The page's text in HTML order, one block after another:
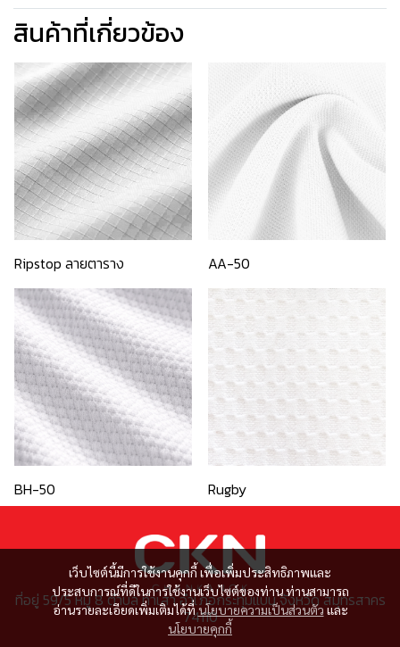
สินค้าที่เกี่ยวข้อง
Ripstop ลายตาราง AA-50
BH-50 Rugby
เว็บไซต์นี้มีการใช้งานคุกกี้ เพื่อเพิ่มประสิทธิภาพและ
ประสบการณ์ที่ดีในการใช้งานเว็บไซต์ของท่าน ท่านสามารถ
อ่านรายละเอียดเพิ่มเติมได้ที่นโยบายความเป็นส่วนตัวและ
นโยบายคุกกี้
ที่อยู่ 59/5 หมู่ 8 ตำบล ท่าเสา อำเภอกระทุ่มแบน จังหวัด สมุทรสาคร
74110